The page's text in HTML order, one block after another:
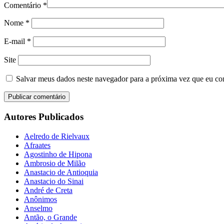
Comentário *
Nome *
E-mail *
Site
Salvar meus dados neste navegador para a próxima vez que eu
Autores Publicados
Aelredo de Rielvaux
Afraates
Agostinho de Hipona
Ambrosio de Milão
Anastacio de Antioquia
Anastacio do Sinai
André de Creta
Anônimos
Anselmo
Antão, o Grande